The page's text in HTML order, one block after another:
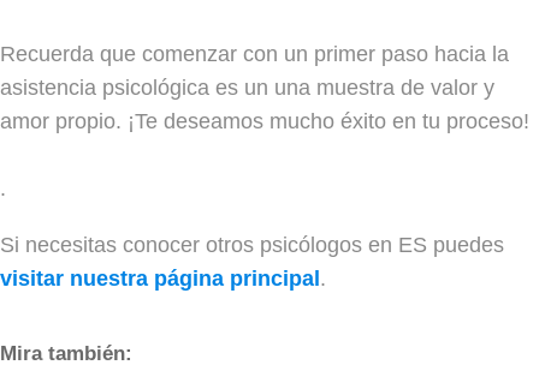
Recuerda que comenzar con un primer paso hacia la
asistencia psicológica es un una muestra de valor y
amor propio. ¡Te deseamos mucho éxito en tu proceso!
.
Si necesitas conocer otros psicólogos en ES puedes
visitar nuestra página principal.
Mira también: